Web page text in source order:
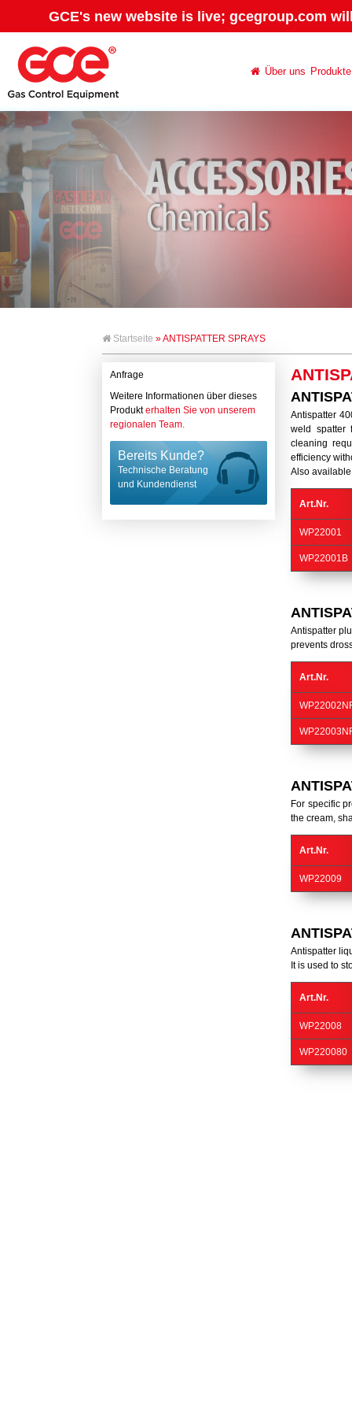
GCE's new website is live; gcegroup.com
Über uns Produkte
Startseite » ANTISPATTER SPRAYS
Anfrage
Weitere Informationen über dieses
Produkterhalten Sie von unserem
regionalen Team.
Bereits Kunde?
Technische Beratung
und Kundendienst
Antispatter
weld spatter
cleaning
efficiency
Also
Art.Nr.
WP22001
WP22001B
Antispatter
prevents
Art.Nr.
For specific
the cream,
Art.Nr.
WP22009
Antispatter
It is used to
Art.Nr.
WP22008
WP220080